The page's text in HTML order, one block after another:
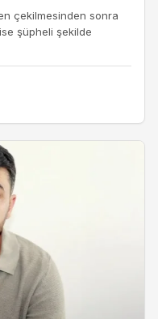
çekilmesinden sonra
şüpheli şekilde